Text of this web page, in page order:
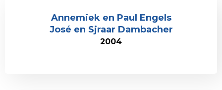
Annemiek en Paul Engels
José en Sjraar Dambacher
2004